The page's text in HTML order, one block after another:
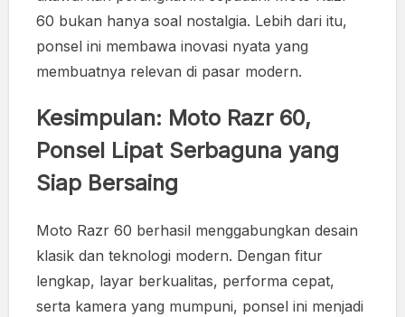
60 bukan hanya soal nostalgia. Lebih dari itu,
ponsel ini membawa inovasi nyata yang
membuatnya relevan di pasar modern.
Kesimpulan: Moto Razr 60,
Ponsel Lipat Serbaguna yang
Siap Bersaing
Moto Razr 60 berhasil menggabungkan desain
klasik dan teknologi modern. Dengan fitur
lengkap, layar berkualitas, performa cepat,
serta kamera yang mumpuni, ponsel ini menjadi